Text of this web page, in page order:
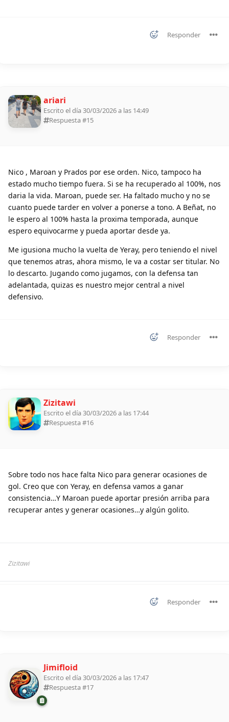
Responder
ariari
Escrito el día 30/03/2026 a las 14:49
Respuesta #15
Nico , Maroan y Prados por ese orden. Nico, tampoco ha
estado mucho tiempo fuera. Si se ha recuperado al 100%, nos
daria la vida. Maroan, puede ser. Ha faltado mucho y no se
cuanto puede tarder en volver a ponerse a tono. A Beñat, no
le espero al 100% hasta la proxima temporada, aunque
espero equivocarme y pueda aportar desde ya.
Me igusiona mucho la vuelta de Yeray, pero teniendo el nivel
que tenemos atras, ahora mismo, le va a costar ser titular. No
lo descarto. Jugando como jugamos, con la defensa tan
adelantada, quizas es nuestro mejor central a nivel
defensivo.
Responder
Zizitawi
Escrito el día 30/03/2026 a las 17:44
Respuesta #16
Sobre todo nos hace falta Nico para generar ocasiones de
gol. Creo que con Yeray, en defensa vamos a ganar
consistencia…Y Maroan puede aportar presión arriba para
recuperar antes y generar ocasiones…y algún golito.
Zizitawi
Responder
Jimifloid
Escrito el día 30/03/2026 a las 17:47
Respuesta #17